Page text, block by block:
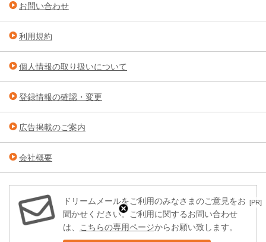
[PR]
お問い合わせ
利用規約
個人情報の取り扱いについて
登録情報の確認・変更
広告掲載のご案内
会社概要
ドリームメールをご利用のみなさまのご意見をお
聞かせください。ご利用に関するお問い合わせ
は、
こちらの専用ページからお願い致します。